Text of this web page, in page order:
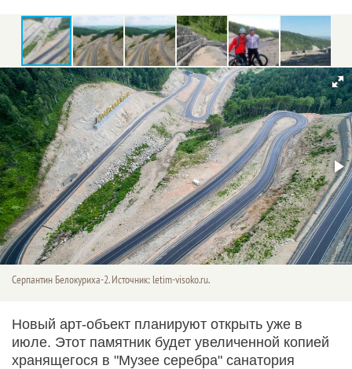
Серпантин Белокуриха-2. Источник: letim-visoko.ru.
Новый арт-объект планируют открыть уже в
июле. Этот памятник будет увеличенной копией
хранящегося в "Музее серебра" санатория